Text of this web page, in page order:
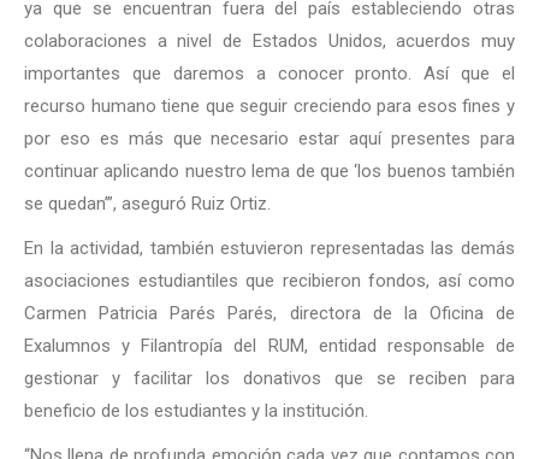
ya que se encuentran fuera del país estableciendo otras
colaboraciones a nivel de Estados Unidos, acuerdos muy
importantes que daremos a conocer pronto. Así que el
recurso humano tiene que seguir creciendo para esos fines y
por eso es más que necesario estar aquí presentes para
continuar aplicando nuestro lema de que ‘los buenos también
se quedan’”, aseguró Ruiz Ortiz.
En la actividad, también estuvieron representadas las demás
asociaciones estudiantiles que recibieron fondos, así como
Carmen Patricia Parés Parés, directora de la Oficina de
Exalumnos y Filantropía del RUM, entidad responsable de
gestionar y facilitar los donativos que se reciben para
beneficio de los estudiantes y la institución.